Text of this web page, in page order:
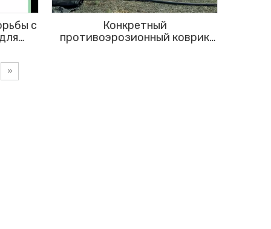
с
Конкретный
противоэрозионный коврик
»